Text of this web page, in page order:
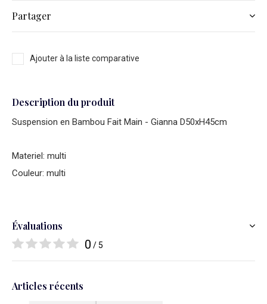
Partager
Ajouter à la liste comparative
Description du produit
Suspension en Bambou Fait Main - Gianna D50xH45cm
Materiel: multi
Couleur: multi
Évaluations
0 / 5
Articles récents